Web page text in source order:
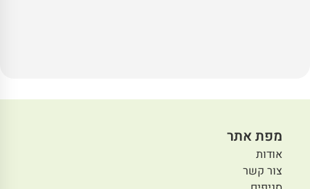
מפת אתר
אודות
צור קשר